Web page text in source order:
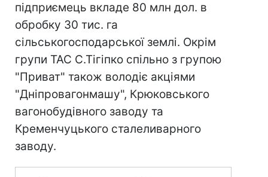
підприємець вкладе 80 млн дол. в
обробку 30 тис. га
сільськогосподарської землі. Окрім
групи ТАС С.Тігіпко спільно з групою
"Приват" також володіє акціями
"Дніпровагонмашу", Крюковського
вагонобудівного заводу та
Кременчуцького сталеливарного
заводу.